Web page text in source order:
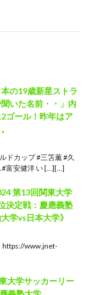
の19歳新星ストラ
いた名前・・」内
ゴール！昨年はア
ドカップ #三笘薫 #久
#富安健洋 い […][…]
第13回関東大学
決定戦：慶應義塾
学vs日本大学》
https://www.jnet-
大学サッカーリー